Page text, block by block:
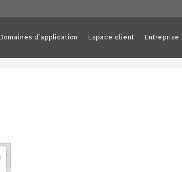
Domaines d’application Espace client Entreprise